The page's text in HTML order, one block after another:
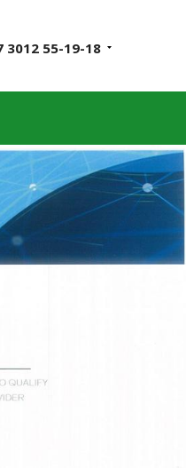
3012 55-19-18